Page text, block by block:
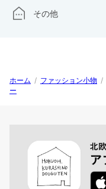
その他
ホーム / ファッション小物 /
ー